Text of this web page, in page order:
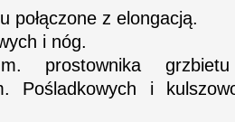
połączone z elongacją.
i nóg.
prostownika
Pośladkowych i